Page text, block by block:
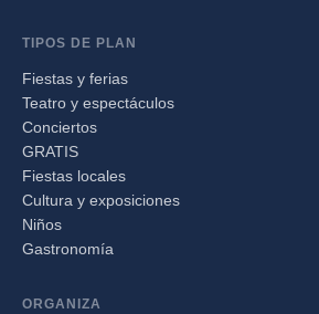
TIPOS DE PLAN
Fiestas y ferias
Teatro y espectáculos
Conciertos
GRATIS
Fiestas locales
Cultura y exposiciones
Niños
Gastronomía
ORGANIZA